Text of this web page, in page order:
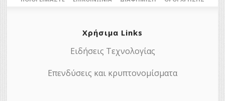
Χρήσιμα Links
Ειδήσεις Τεχνολογίας
Επενδύσεις και κρυπτονομίσματα